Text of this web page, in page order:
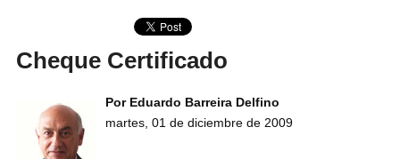
Cheque Certificado
Por Eduardo Barreira Delfino
martes, 01 de diciembre de 2009